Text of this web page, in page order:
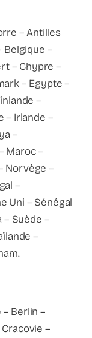
– Antilles
Belgique –
– Chypre –
– Egypte –
–
– Irlande –
–
Maroc –
Norvège –
–
Uni – Sénégal
– Suède –
–
Berlin –
–